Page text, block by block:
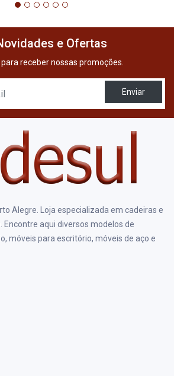
e Ofertas
receber nossas promoções.
Enviar
Alegre. Loja especializada em cadeiras e
Encontre aqui diversos modelos de
móveis para escritório, móveis de aço e